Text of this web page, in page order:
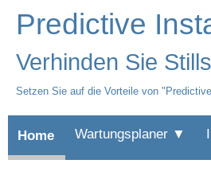
Predictive
Verhinden Sie
Setzen Sie auf die Vorteile von
Home Wartungsplaner ▼